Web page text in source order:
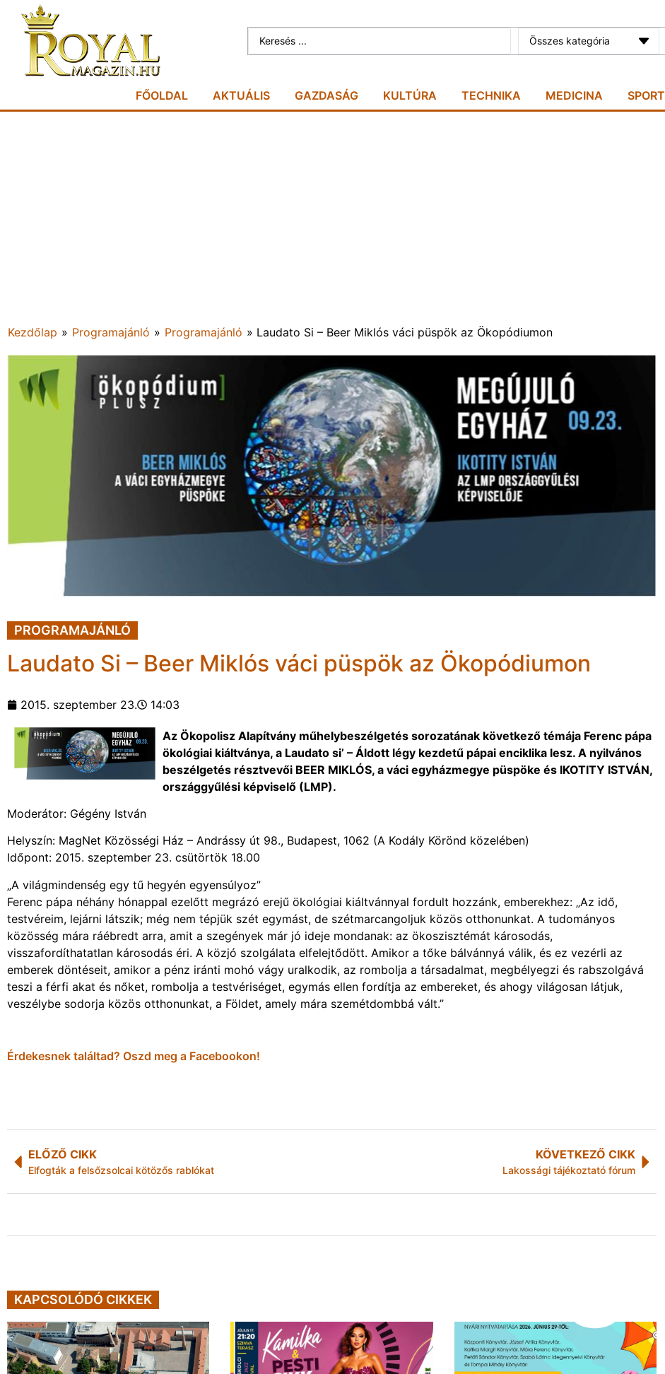
Összes kategória
FŐOLDAL AKTUÁLIS GAZDASÁG KULTÚRA TECHNIKA MEDICINA SPORT
Kezdőlap » Programajánló » Programajánló » Laudato Si – Beer Miklós váci püspök az Ökopódiumon
PROGRAMAJÁNLÓ
Laudato Si – Beer Miklós váci püspök az Ökopódiumon
2015. szeptember 23. 14:03
Az Ökopolisz Alapítvány műhelybeszélgetés sorozatának következő témája Ferenc pápa
ökológiai kiáltványa, a Laudato si’ – Áldott légy kezdetű pápai enciklika lesz. A nyilvános
beszélgetés résztvevői BEER MIKLÓS, a váci egyházmegye püspöke és IKOTITY ISTVÁN,
országgyűlési képviselő (LMP).
Moderátor: Gégény István
Helyszín: MagNet Közösségi Ház – Andrássy út 98., Budapest, 1062 (A Kodály Körönd közelében)
Időpont: 2015. szeptember 23. csütörtök 18.00
„A világmindenség egy tű hegyén egyensúlyoz”
Ferenc pápa néhány hónappal ezelőtt megrázó erejű ökológiai kiáltvánnyal fordult hozzánk, emberekhez: „Az idő,
testvéreim, lejárni látszik; még nem tépjük szét egymást, de szétmarcangoljuk közös otthonunkat. A tudományos
közösség mára ráébredt arra, amit a szegények már jó ideje mondanak: az ökoszisztémát károsodás,
visszafordíthatatlan károsodás éri. A közjó szolgálata elfelejtődött. Amikor a tőke bálvánnyá válik, és ez vezérli az
emberek döntéseit, amikor a pénz iránti mohó vágy uralkodik, az rombolja a társadalmat, megbélyegzi és rabszolgává
teszi a férfi akat és nőket, rombolja a testvériséget, egymás ellen fordítja az embereket, és ahogy világosan látjuk,
veszélybe sodorja közös otthonunkat, a Földet, amely mára szemétdombbá vált.”
Érdekesnek találtad? Oszd meg a Facebookon!
ELŐZŐ CIKK
Elfogták a felsőzsolcai kötözős rablókat
KÖVETKEZŐ CIKK
Lakossági tájékoztató fórum
KAPCSOLÓDÓ CIKKEK